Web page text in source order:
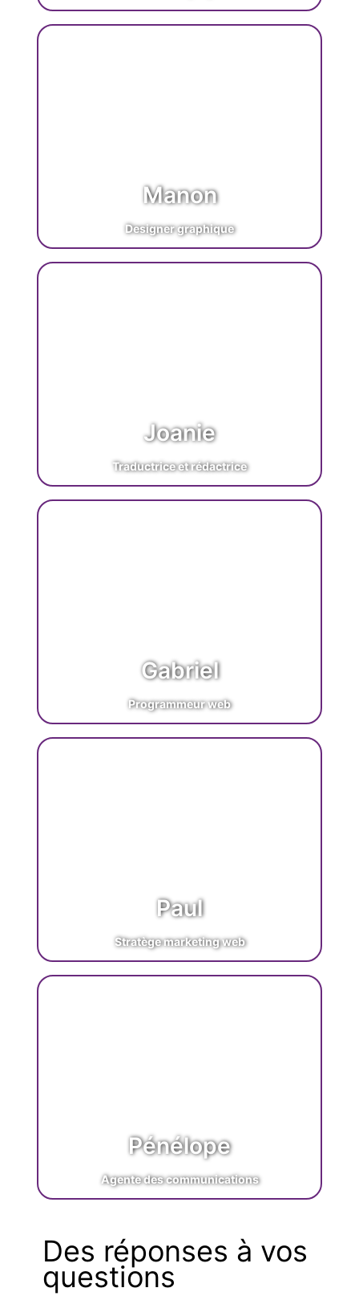
Manon
Designer graphique
Joanie
Traductrice et rédactrice
Gabriel
Programmeur web
Paul
Stratège marketing web
Pénélope
Agente des communications
Des réponses à vos
questions